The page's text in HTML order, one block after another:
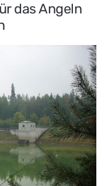
das Angeln